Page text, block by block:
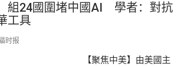
組24國圍堵中國AI 學者：對抗
工具
时报
【聚焦中美】由美國主